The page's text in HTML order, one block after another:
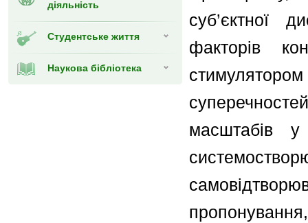
діяльність
Студентське життя
Наукова бібліотека
суб’єктної
факторів
масштабів
пропонування,